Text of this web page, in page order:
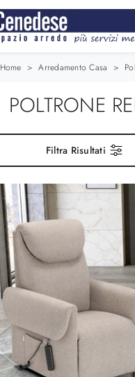
Home > Arredamento Casa >
POLTRONE
Filtra Risultati